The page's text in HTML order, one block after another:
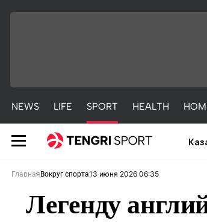
NEWS LIFE SPORT HEALTH
ГлавнаяВокруг спорта13 июня 2026 06:35
Легенду